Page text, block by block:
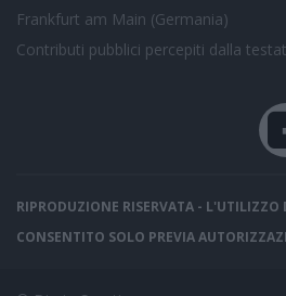
Frankfurt am Main (Germania)
Contributi pubblici percepiti dalla
RIPRODUZIONE RISERVATA - L'UTILIZZO
CONSENTITO SOLO PREVIA